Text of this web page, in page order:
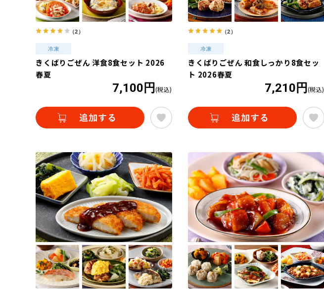
（2）
きくばりごぜん 洋食8食セット 2026
春夏
7,100円 (税込)
（2）
きくばりごぜん 和食しっかり8食セッ
ト 2026春夏
7,210円 (税込)